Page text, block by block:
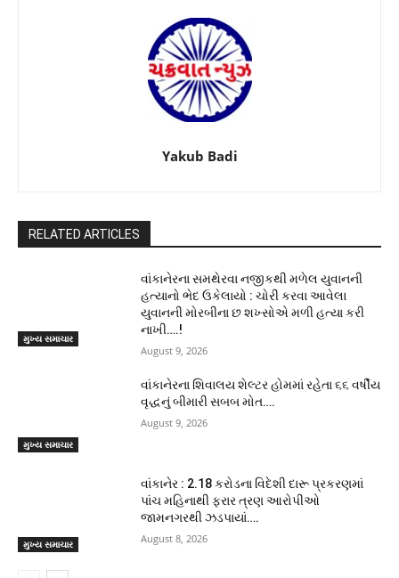
Yakub Badi
RELATED ARTICLES
મુખ્ય સમાચાર
વાંકાનેરના સમથેરવા નજીકથી મળેલ યુવાનની
હત્યાનો ભેદ ઉકેલાયો : ચોરી કરવા આવેલા
યુવાનની મોરબીના છ શખ્સોએ મળી હત્યા કરી
નાખી….!
August 9, 2026
મુખ્ય સમાચાર
વાંકાનેરના શિવાલય શેલ્ટર હોમમાં રહેતા ૬૬ વર્ષીય
વૃદ્ધનું બીમારી સબબ મોત….
August 9, 2026
મુખ્ય સમાચાર
વાંકાનેર : 2.18 કરોડના વિદેશી દારૂ પ્રકરણમાં
પાંચ મહિનાથી ફરાર ત્રણ આરોપીઓ
જામનગરથી ઝડપાયાં….
August 8, 2026